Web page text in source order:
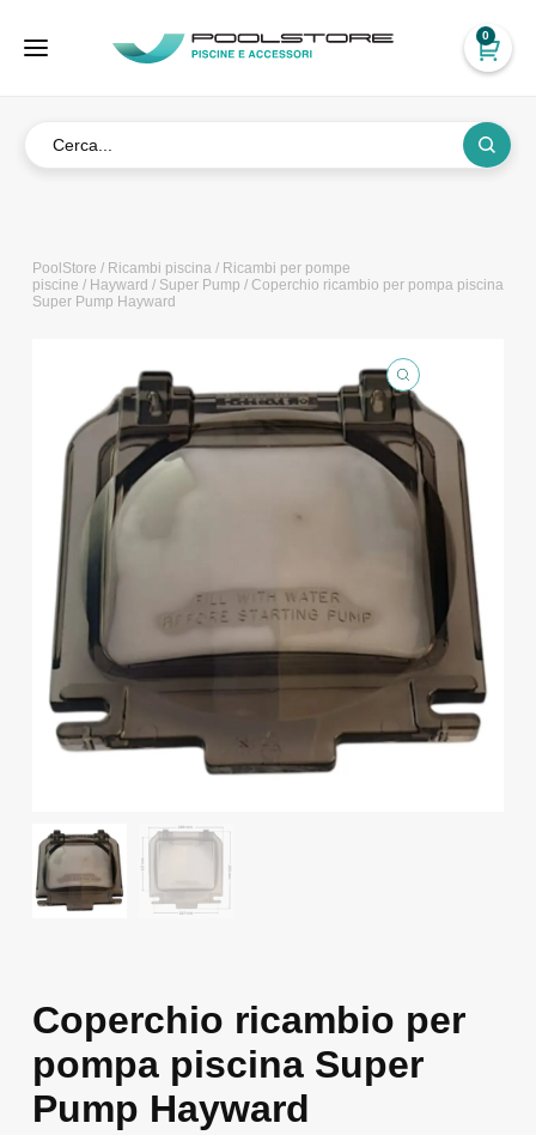
0
PoolStore / Ricambi piscina/ Ricambi per pompe
piscine / Hayward / Super Pump / Coperchio ricambio per pompa piscina
Super Pump Hayward
Coperchio ricambio per
pompa piscina Super
Pump Hayward